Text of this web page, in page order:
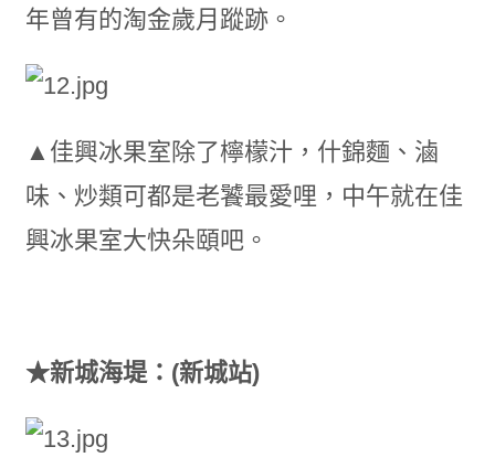
年曾有的淘金歲月蹤跡。
▲佳興冰果室除了檸檬汁，什錦麵、滷
味、炒類可都是老饕最愛哩，中午就在佳
興冰果室大快朵頤吧。
★新城海堤：(新城站)